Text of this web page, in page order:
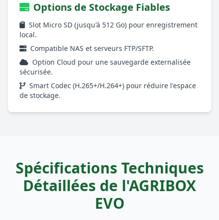
Options de Stockage Fiables
Slot Micro SD (jusqu'à 512 Go) pour enregistrement
local.
Compatible NAS et serveurs FTP/SFTP.
Option Cloud pour une sauvegarde externalisée
sécurisée.
Smart Codec (H.265+/H.264+) pour réduire l'espace
de stockage.
Spécifications Techniques
Détaillées de l'AGRIBOX
EVO